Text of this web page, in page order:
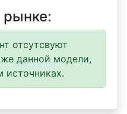
отсутсвуют
данной модели,
источниках.